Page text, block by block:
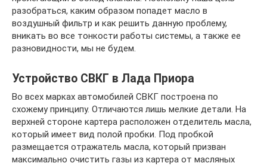
разобраться, каким образом попадет масло в
воздушный фильтр и как решить данную проблему,
вникать во все тонкости работы системы, а также ее
разновидности, мы не будем.
Устройство СВКГ в Лада Приора
Во всех марках автомобилей СВКГ построена по
схожему принципу. Отличаются лишь мелкие детали. На
верхней стороне картера расположен отделитель масла,
который имеет вид полой пробки. Под пробкой
размещается отражатель масла, который призван
максимально очистить газы из картера от масляных